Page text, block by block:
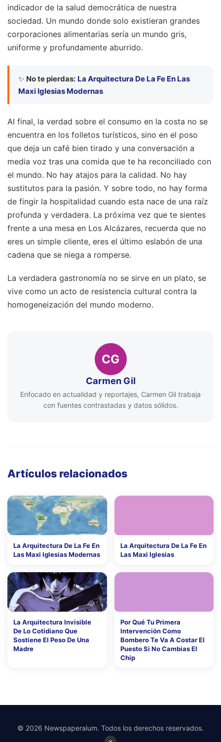
indicador de la salud democrática de nuestra
sociedad. Un mundo donde solo existieran grandes
corporaciones alimentarias sería un mundo gris,
uniforme y profundamente aburrido.
✨ No te pierdas: La Arquitectura De La Fe En Las
Maxi Iglesias Modernas
Al final, la verdad sobre el consumo en la costa no se
encuentra en los folletos turísticos, sino en el poso
que deja un café bien tirado y una conversación a
media voz tras una comida que te ha reconciliado con
el mundo. No hay atajos para la calidad. No hay
sustitutos para la pasión. Y sobre todo, no hay forma
de fingir la hospitalidad cuando esta nace de una raíz
profunda y verdadera. La próxima vez que te sientes
frente a una mesa en Los Alcázares, recuerda que no
eres un simple cliente, eres el último eslabón de una
cadena que se niega a romperse.
La verdadera gastronomía no se sirve en un plato, se
vive como un acto de resistencia cultural contra la
homogeneización del mundo moderno.
CG
Carmen Gil
Enfocado en actualidad y reportajes, Carmen Gil trabaja
con fuentes contrastadas y datos sólidos.
Artículos relacionados
La Arquitectura De La Fe En
Las Maxi Iglesias Modernas
La Arquitectura De La Fe En
Las Maxi Iglesias
La Arquitectura Invisible
De Lo Cotidiano Que
Sostiene El Peso De Una
Madre
Por Qué Tu Primera
Intervención Como
Bombero Te Va A Costar El
Puesto Si No Cambias El
Chip
© 2026 Newspaperalum. Todos los derechos reservados.